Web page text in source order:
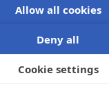
Allow all cookies
Deny all
Cookie settings
de uso
©Victron